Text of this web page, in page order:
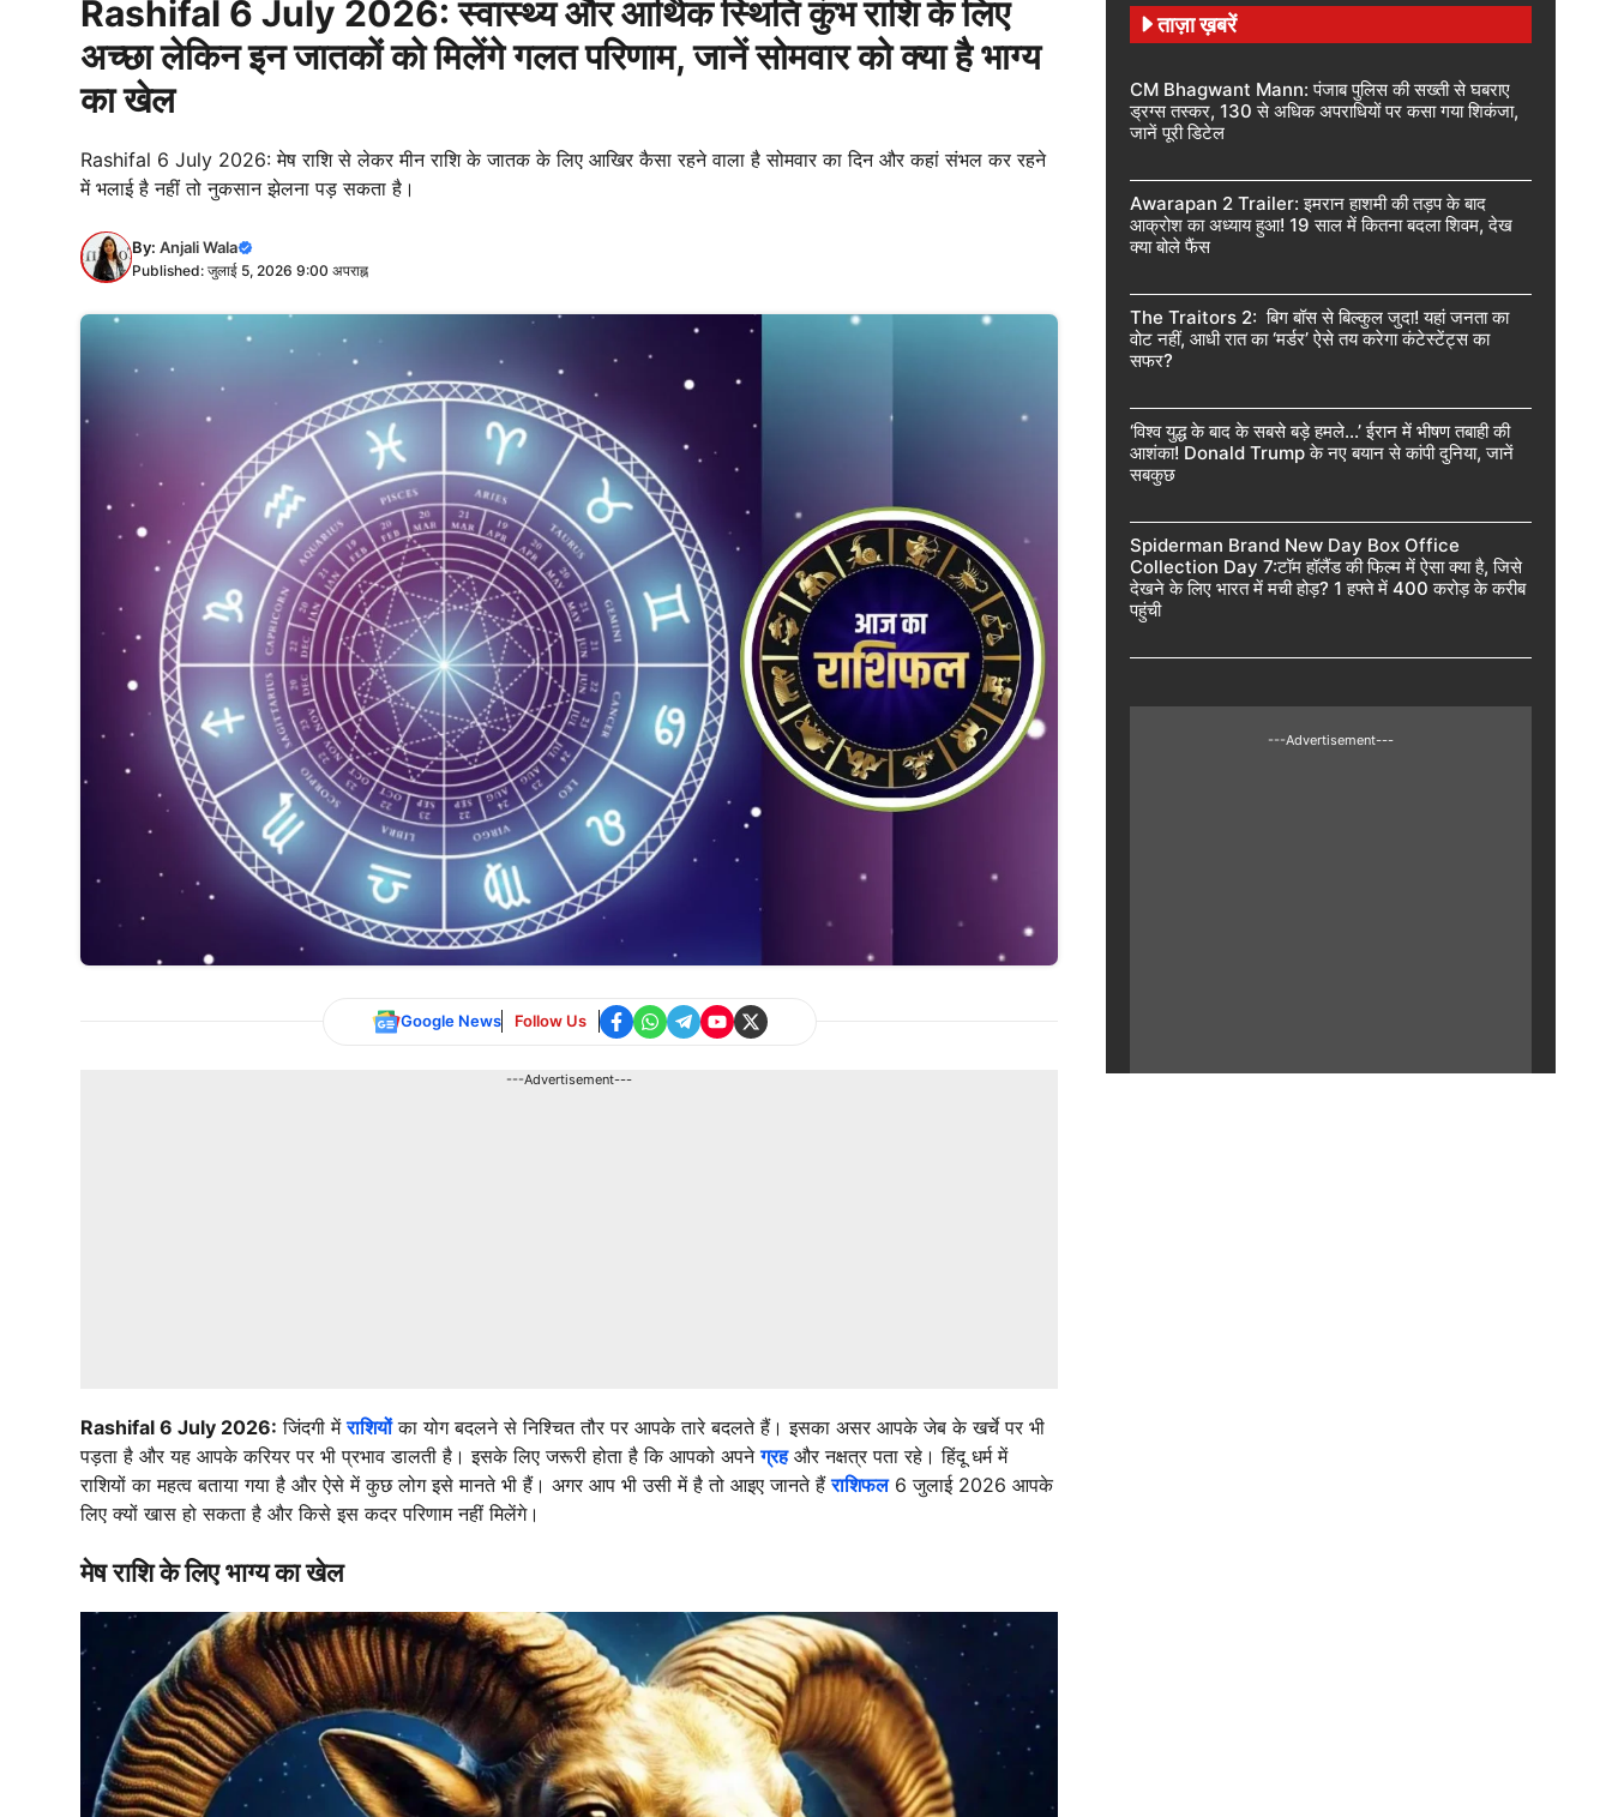
Rashifal 6 July 2026: स्वास्थ्य और आर्थिक स्थिति कुंभ राशि के लिए
अच्छा लेकिन इन जातकों को मिलेंगे गलत परिणाम, जानें सोमवार को क्या है भाग्य
का खेल
Rashifal 6 July 2026: मेष राशि से लेकर मीन राशि के जातक के लिए आखिर कैसा रहने वाला है सोमवार का दिन और कहां संभल कर रहने
में भलाई है नहीं तो नुकसान झेलना पड़ सकता है।
By: Anjali Wala
Published: जुलाई 5, 2026 9:00 अपराह्न
Google News Follow Us
---Advertisement---
Rashifal 6 July 2026: जिंदगी मेंराशियों का योग बदलने से निश्चित तौर पर आपके तारे बदलते हैं। इसका असर आपके जेब के खर्चे पर भी
पड़ता है और यह आपके करियर पर भी प्रभाव डालती है। इसके लिए जरूरी होता है कि आपको अपनेग्रह और नक्षत्र पता रहे। हिंदू धर्म में
राशियों का महत्व बताया गया है और ऐसे में कुछ लोग इसे मानते भी हैं। अगर आप भी उसी में है तो आइए जानते हैंराशिफल 6 जुलाई 2026 आपके
लिए क्यों खास हो सकता है और किसे इस कदर परिणाम नहीं मिलेंगे।
मेष राशि के लिए भाग्य का खेल
ताज़ा ख़बरें
CM Bhagwant Mann: पंजाब पुलिस की सख्ती से घबराए
ड्रग्स तस्कर, 130 से अधिक अपराधियों पर कसा गया शिकंजा,
जानें पूरी डिटेल
Awarapan 2 Trailer: इमरान हाशमी की तड़प के बाद
आक्रोश का अध्याय हुआ! 19 साल में कितना बदला शिवम, देख
क्या बोले फैंस
The Traitors 2: बिग बॉस से बिल्कुल जुदा! यहां जनता का
वोट नहीं, आधी रात का ‘मर्डर’ ऐसे तय करेगा कंटेस्टेंट्स का
सफर?
‘विश्व युद्ध के बाद के सबसे बड़े हमले…’ ईरान में भीषण तबाही की
आशंका! Donald Trump के नए बयान से कांपी दुनिया, जानें
सबकुछ
Spiderman Brand New Day Box Office
Collection Day 7:टॉम हॉलैंड की फिल्म में ऐसा क्या है, जिसे
देखने के लिए भारत में मची होड़? 1 हफ्ते में 400 करोड़ के करीब
पहुंची
---Advertisement---